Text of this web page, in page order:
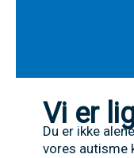
Vi er
Du er ikke
vores autisme